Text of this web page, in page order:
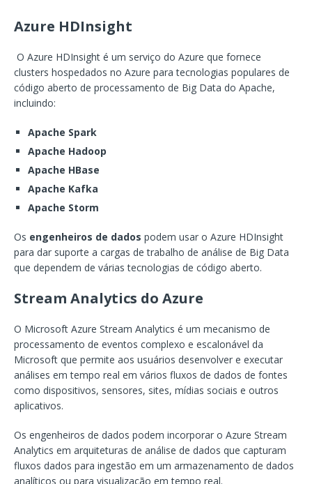
Azure HDInsight
O Azure HDInsight é um serviço do Azure que fornece
clusters hospedados no Azure para tecnologias populares de
código aberto de processamento de Big Data do Apache,
incluindo:
Apache Spark
Apache Hadoop
Apache HBase
Apache Kafka
Apache Storm
Os engenheiros de dados podem usar o Azure HDInsight
para dar suporte a cargas de trabalho de análise de Big Data
que dependem de várias tecnologias de código aberto.
Stream Analytics do Azure
O Microsoft Azure Stream Analytics é um mecanismo de
processamento de eventos complexo e escalonável da
Microsoft que permite aos usuários desenvolver e executar
análises em tempo real em vários fluxos de dados de fontes
como dispositivos, sensores, sites, mídias sociais e outros
aplicativos.
Os engenheiros de dados podem incorporar o Azure Stream
Analytics em arquiteturas de análise de dados que capturam
fluxos dados para ingestão em um armazenamento de dados
analíticos ou para visualização em tempo real.